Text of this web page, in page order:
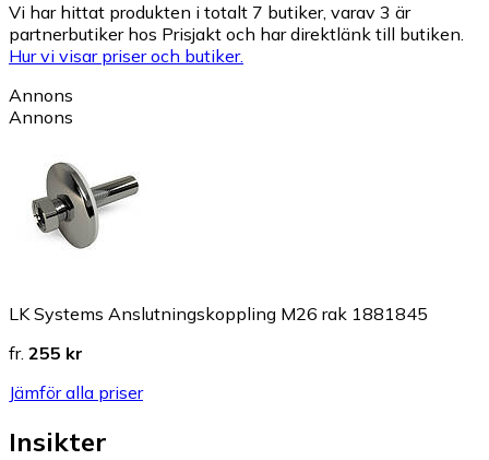
Vi har hittat produkten i totalt 7 butiker, varav 3 är
partnerbutiker hos Prisjakt och har direktlänk till butiken.
Hur vi visar priser och butiker.
Annons
Annons
LK Systems Anslutningskoppling M26 rak 1881845
fr. 255 kr
Jämför alla priser
Insikter